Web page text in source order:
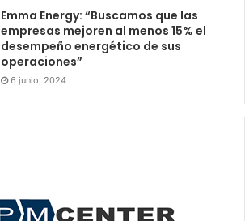
Emma Energy: “Buscamos que las
empresas mejoren al menos 15% el
desempeño energético de sus
operaciones”
6 junio, 2024